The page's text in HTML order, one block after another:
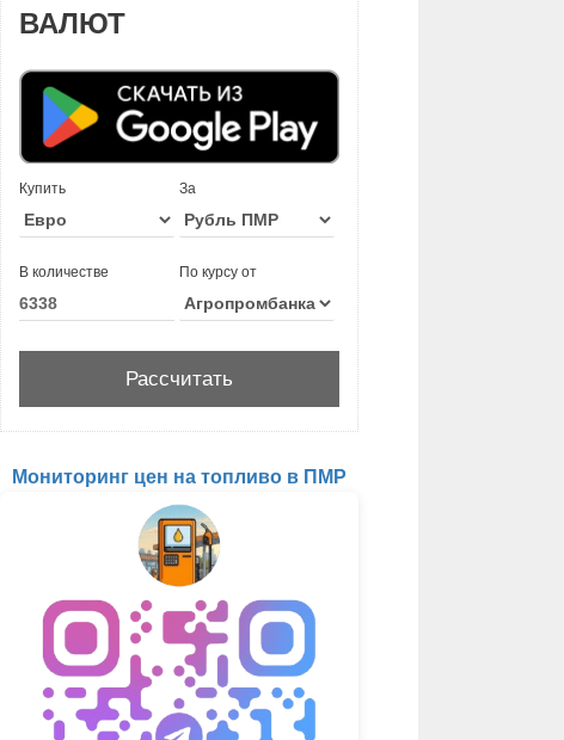
ВАЛЮТ
Купить За
В количестве По курсу от
Мониторинг цен на топливо в ПМР